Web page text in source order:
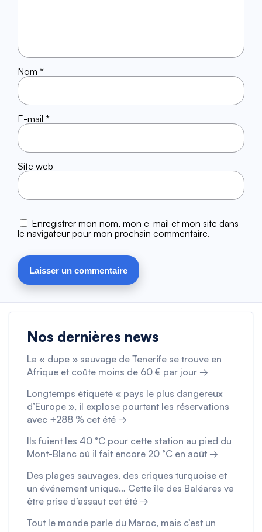
Nom *
E-mail *
Site web
Enregistrer mon nom, mon e-mail et mon site dans
le navigateur pour mon prochain commentaire.
Nos dernières news
La « dupe » sauvage de Tenerife se trouve en
Afrique et coûte moins de 60 € par jour →
Longtemps étiqueté « pays le plus dangereux
d’Europe », il explose pourtant les réservations
avec +288 % cet été →
Ils fuient les 40 °C pour cette station au pied du
Mont-Blanc où il fait encore 20 °C en août →
Des plages sauvages, des criques turquoise et
un événement unique… Cette île des Baléares va
être prise d’assaut cet été →
Tout le monde parle du Maroc, mais c’est un